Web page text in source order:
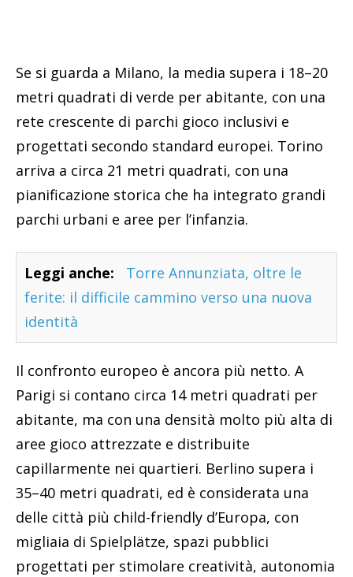
Se si guarda a Milano, la media supera i 18–20
metri quadrati di verde per abitante, con una
rete crescente di parchi gioco inclusivi e
progettati secondo standard europei. Torino
arriva a circa 21 metri quadrati, con una
pianificazione storica che ha integrato grandi
parchi urbani e aree per l’infanzia.
Leggi anche:
Torre Annunziata, oltre le
ferite: il difficile cammino verso una nuova
identità
Il confronto europeo è ancora più netto. A
Parigi si contano circa 14 metri quadrati per
abitante, ma con una densità molto più alta di
aree gioco attrezzate e distribuite
capillarmente nei quartieri. Berlino supera i
35–40 metri quadrati, ed è considerata una
delle città più child-friendly d’Europa, con
migliaia di Spielplätze, spazi pubblici
progettati per stimolare creatività, autonomia